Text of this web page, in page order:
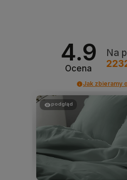
4.9
Ocena
Na
Jak zbieramy
podgląd